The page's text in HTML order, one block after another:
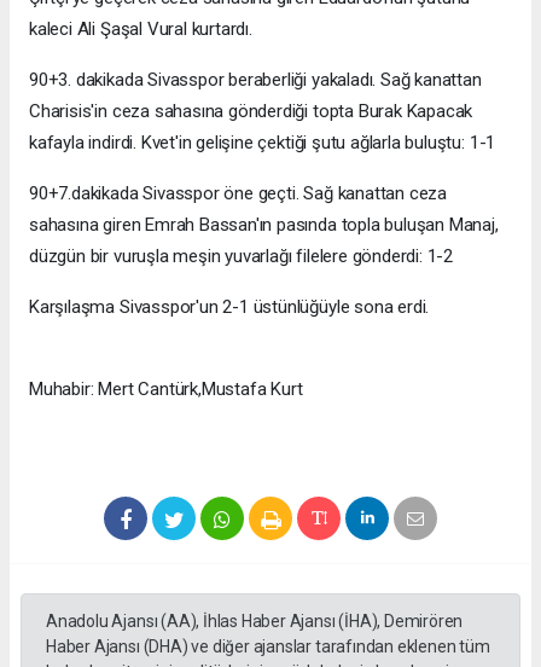
kaleci Ali Şaşal Vural kurtardı.
90+3. dakikada Sivasspor beraberliği yakaladı. Sağ kanattan
Charisis'in ceza sahasına gönderdiği topta Burak Kapacak
kafayla indirdi. Kvet'in gelişine çektiği şutu ağlarla buluştu: 1-1
90+7.dakikada Sivasspor öne geçti. Sağ kanattan ceza
sahasına giren Emrah Bassan'ın pasında topla buluşan Manaj,
düzgün bir vuruşla meşin yuvarlağı filelere gönderdi: 1-2
Karşılaşma Sivasspor'un 2-1 üstünlüğüyle sona erdi.
Muhabir: Mert Cantürk,Mustafa Kurt
Anadolu Ajansı (AA), İhlas Haber Ajansı (İHA), Demirören
Haber Ajansı (DHA) ve diğer ajanslar tarafından eklenen tüm